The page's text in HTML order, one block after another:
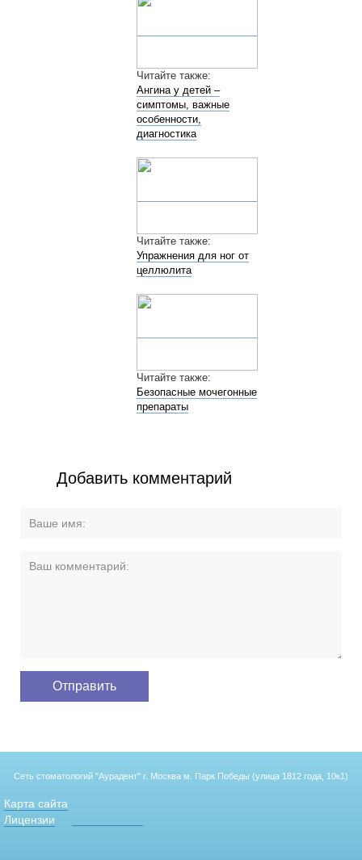
Читайте также:
Ангина у детей –
симптомы, важные
особенности,
диагностика
Читайте также:
Упражнения для ног от
целлюлита
Читайте также:
Безопасные мочегонные
препараты
Добавить комментарий
Сеть стоматологий "Аурадент" г. Москва м. Парк Победы (улица 1812 года, 10к1)
Карта сайта
Лицензии